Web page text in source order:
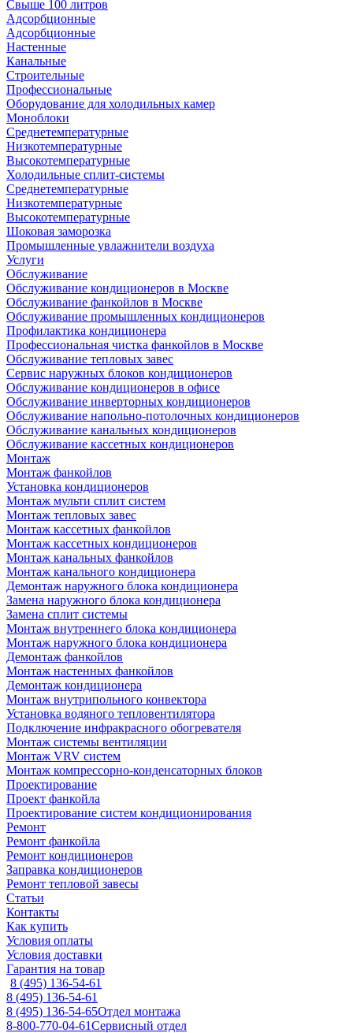
Свыше 100 литров
Адсорбционные
Адсорбционные
Настенные
Канальные
Строительные
Профессиональные
Оборудование для холодильных камер
Моноблоки
Среднетемпературные
Низкотемпературные
Высокотемпературные
Холодильные сплит-системы
Среднетемпературные
Низкотемпературные
Высокотемпературные
Шоковая заморозка
Промышленные увлажнители воздуха
Услуги
Обслуживание
Обслуживание кондиционеров в Москве
Обслуживание фанкойлов в Москве
Обслуживание промышленных кондиционеров
Профилактика кондиционера
Профессиональная чистка фанкойлов в Москве
Обслуживание тепловых завес
Сервис наружных блоков кондиционеров
Обслуживание кондиционеров в офисе
Обслуживание инверторных кондиционеров
Обслуживание напольно-потолочных кондиционеров
Обслуживание канальных кондиционеров
Обслуживание кассетных кондиционеров
Монтаж
Монтаж фанкойлов
Установка кондиционеров
Монтаж мульти сплит систем
Монтаж тепловых завес
Монтаж кассетных фанкойлов
Монтаж кассетных кондиционеров
Монтаж канальных фанкойлов
Монтаж канального кондиционера
Демонтаж наружного блока кондиционера
Замена наружного блока кондиционера
Замена сплит системы
Монтаж внутреннего блока кондиционера
Монтаж наружного блока кондиционера
Демонтаж фанкойлов
Монтаж настенных фанкойлов
Демонтаж кондиционера
Монтаж внутрипольного конвектора
Установка водяного тепловентилятора
Подключение инфракрасного обогревателя
Монтаж системы вентиляции
Монтаж VRV систем
Монтаж компрессорно-конденсаторных блоков
Проектирование
Проект фанкойла
Проектирование систем кондиционирования
Ремонт
Ремонт фанкойла
Ремонт кондиционеров
Заправка кондиционеров
Ремонт тепловой завесы
Статьи
Контакты
Как купить
Условия оплаты
Условия доставки
Гарантия на товар
8 (495) 136-54-61
8 (495) 136-54-61
8 (495) 136-54-65Отдел монтажа
8-800-770-04-61Сервисный отдел